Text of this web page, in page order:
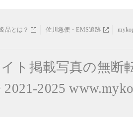
品とは？ 佐川急便・EMS追跡
ト掲載写真の無断
2025